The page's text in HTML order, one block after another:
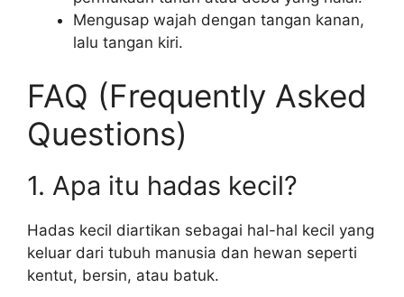
Mengusap wajah dengan tangan kanan,
lalu tangan kiri.
FAQ (Frequently Asked
Questions)
1. Apa itu hadas kecil?
Hadas kecil diartikan sebagai hal-hal kecil yang
keluar dari tubuh manusia dan hewan seperti
kentut, bersin, atau batuk.